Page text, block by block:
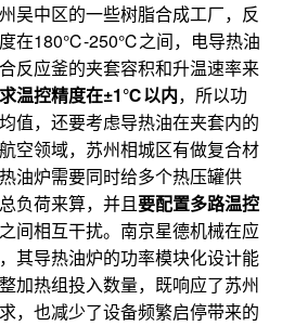
吴中区的一些树脂合成工厂，反
在180℃-250℃之间，电导热油
反应釜的夹套容积和升温速率来
温控精度在±1℃以内，所以功
值，还要考虑导热油在夹套内的
空领域，苏州相城区有做复合材
油炉需要同时给多个热压罐供
负荷来算，并且要配置多路温控
间相互干扰。南京星德机械在应
其导热油炉的功率模块化设计能
加热组投入数量，既响应了苏州
，也减少了设备频繁启停带来的